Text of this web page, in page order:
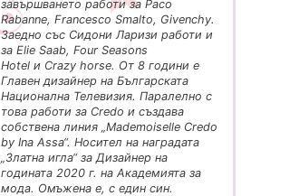
завършването работи за Paco
Rabanne, Francesco Smalto, Givenchy.
Заедно със Сидони Ларизи работи и
за Elie Saab, Four Seasons
Hotel и Crazy horse. От 8 години е
Главен дизайнер на Българската
Национална Телевизия. Паралелно с
това работи за Credo и създава
собствена линия „Mademoiselle Credo
by Ina Assa“. Носител на наградата
„Златна игла“ за Дизайнер на
годината 2020 г. на Академията за
мода. Омъжена е, с един син.